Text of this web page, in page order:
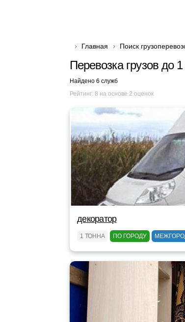
Главная Поиск
Перевозка грузов до
Найдено 6 служб
Рейтинг: 8 на основе 2 оценок
декоратор
1 ТОННА ПО ГОРОДУ